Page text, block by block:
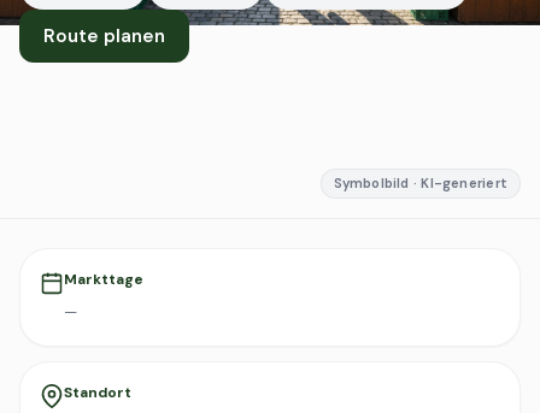
Route planen
Symbolbild · KI-generiert
Markttage
—
Standort